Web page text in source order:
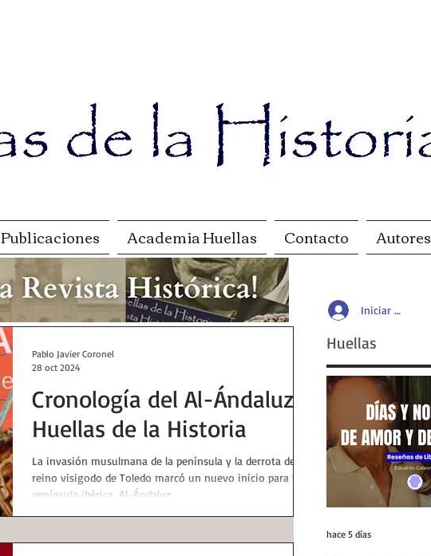
Publicaciones Academia Huellas Contacto Autores
Cronología del Al-Ándaluz |
Huellas de la Historia
La invasión musulmana de la península y la derrota del
reino visigodo de Toledo marcó un nuevo inicio para la
península ibérica. Al-Ándaluz
Pablo Javier Coronel
28 oct 2024
Iniciar sesión
Huellas
hace 5 días